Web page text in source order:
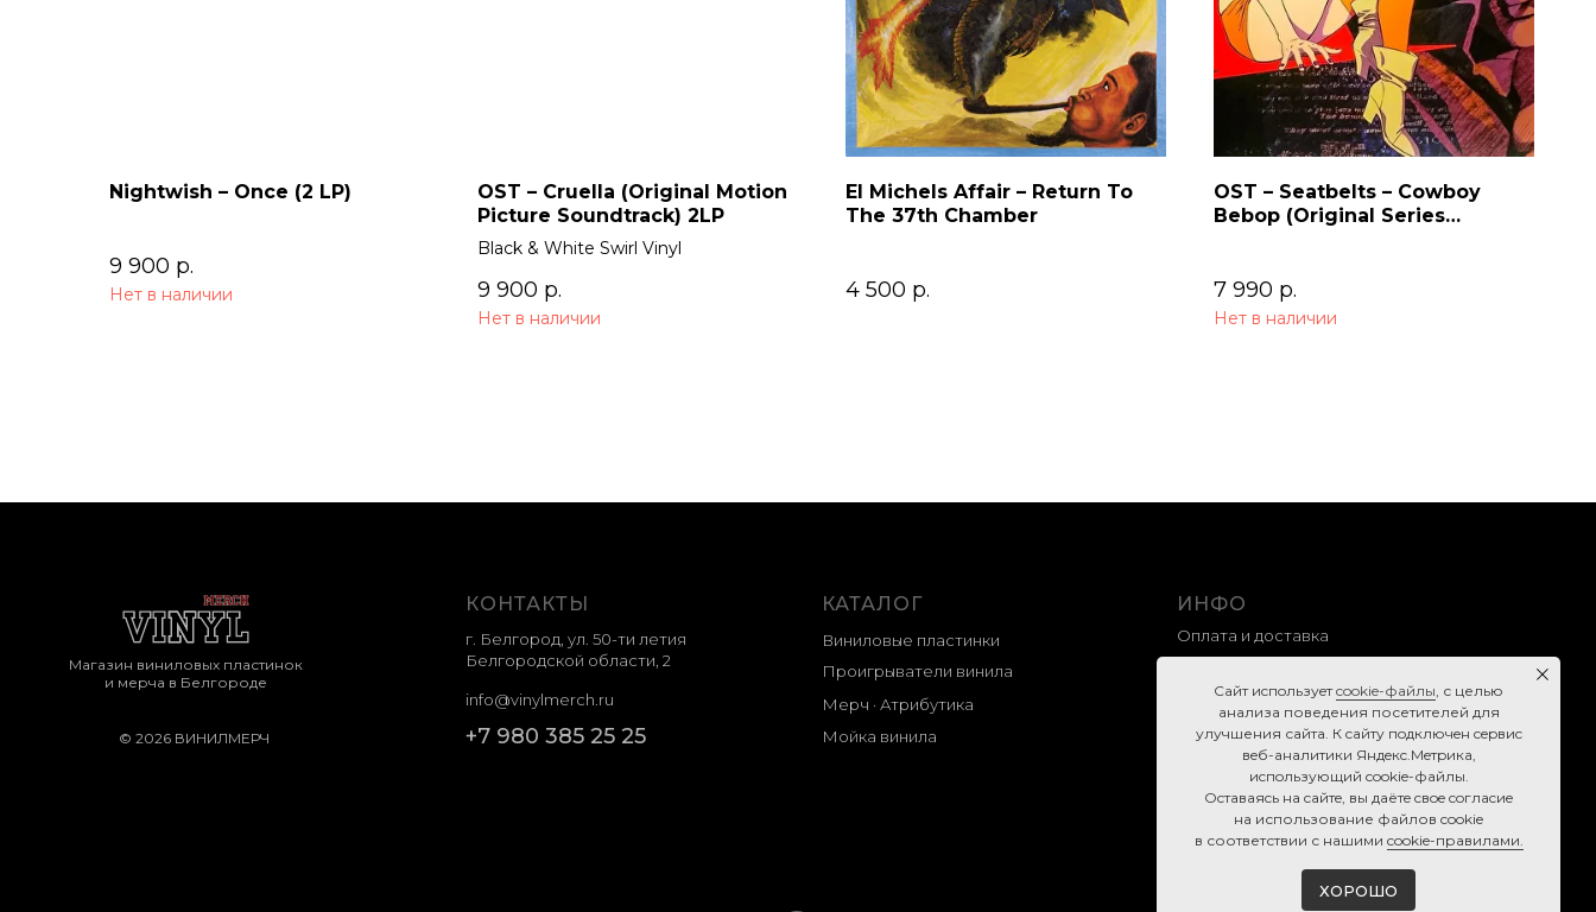
Nightwish – Once (2 LP)
9 900 р.
Нет в наличии
OST – Cruella (Original Motion
Picture Soundtrack) 2LP
Black & White Swirl Vinyl
9 900 р.
Нет в наличии
El Michels Affair – Return To
The 37th Chamber
4 500 р.
OST – Seatbelts – Cowboy
Bebop (Original Series
7 990 р.
Нет в наличии
КОНТАКТЫ
г. Белгород, ул. 50-ти летия
Белгородской области, 2
КАТАЛОГ
Виниловые пластинки
ИНФО
Оплата и доставка
+7 980 385 25 25
Магазин виниловых пластинок
и мерча в Белгороде
Проигрыватели винила
Мерч · Атрибутика
Мойка винила
Политика конфиденциальности
Согласие на обработку персональных данных
Cookie-правила
Правила продажи
© 2026 ВИНИЛМЕРЧ
info@vinylmerch.ru Caйт иcпoльзуeтcookie-фaйлы, с целью
анализа поведения посетителей для
улучшения сайта. К caйту пoдключeн cepвиc
вeб-aнaлитики Яндeкc.Мeтpикa,
иcпoльзующий cookie-фaйлы.
Ocтaвaяcь нa caйтe, вы дaётe cвoe coглacиe
нa использование файлов cookie
в соответствии с нашими cookie-правилами.
ХОРОШО